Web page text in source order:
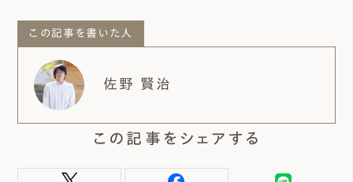
この記事を書いた人
佐野 賢治
この記事をシェアする